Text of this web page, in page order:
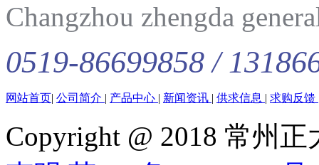
Changzhou zhengda
0519-86699858 /
网站首页| 公司简介 | 产品中心 | 新闻资讯 | 供求信息 | 求购反馈
Copyright @ 2018 常州